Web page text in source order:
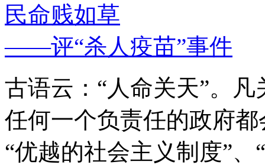
民命贱如草
——评“杀人疫苗”事件
古语云：“人命关天”。
任何一个负责任的政府
“优越的社会主义制度”